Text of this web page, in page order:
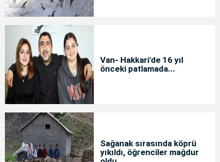
Van- Hakkari'de 16 yıl
önceki patlamada...
Sağanak sırasında köprü
yıkıldı, öğrenciler mağdur